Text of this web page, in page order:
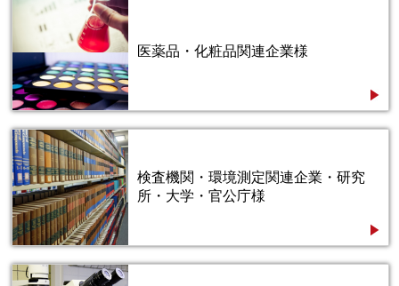
医薬品・化粧品関連企業様
検査機関・環境測定関連企業・研究
所・大学・官公庁様